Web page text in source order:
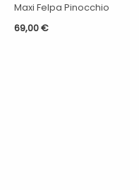
Maxi Felpa Pinocchio
69,00€